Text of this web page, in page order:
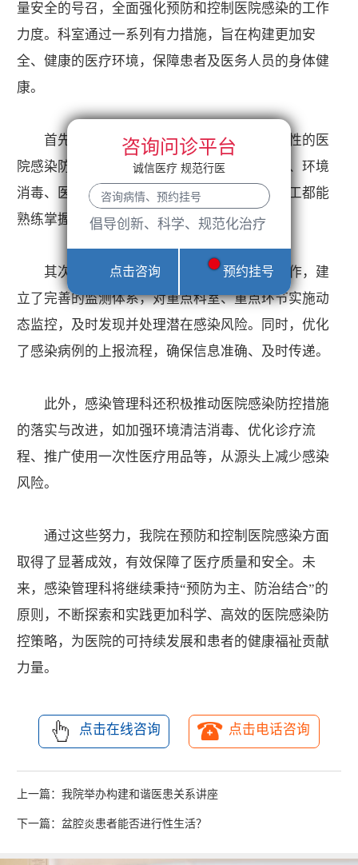
量安全的号召，全面强化预防和控制医院感染的工作
力度。科室通过一系列有力措施，旨在构建更加安
全、健康的医疗环境，保障患者及医务人员的身体健
康。
首先，感染管理科对全院职工进行了系统性的医
院感染防控知识培训，涵盖手卫生、无菌操作、环境
消毒、医疗废物处理等多个方面，确保每位员工都能
熟练掌握防控技能。
其次，科室加强了医院感染监测与报告工作，建
立了完善的监测体系，对重点科室、重点环节实施动
态监控，及时发现并处理潜在感染风险。同时，优化
了感染病例的上报流程，确保信息准确、及时传递。
此外，感染管理科还积极推动医院感染防控措施
的落实与改进，如加强环境清洁消毒、优化诊疗流
程、推广使用一次性医疗用品等，从源头上减少感染
风险。
通过这些努力，我院在预防和控制医院感染方面
取得了显著成效，有效保障了医疗质量和安全。未
来，感染管理科将继续秉持“预防为主、防治结合”的
原则，不断探索和实践更加科学、高效的医院感染防
控策略，为医院的可持续发展和患者的健康福祉贡献
力量。
点击在线咨询 点击电话咨询
上一篇： 我院举办构建和谐医患关系讲座
下一篇： 盆腔炎患者能否进行性生活？
咨询问诊平台
诚信医疗 规范行医
倡导创新、科学、规范化治疗
点击咨询 预约挂号